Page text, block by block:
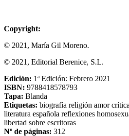
Copyright:
© 2021, María Gil Moreno.
© 2021, Editorial Berenice, S.L.
Edición: 1ª Edición: Febrero 2021
ISBN: 9788418578793
Tapa: Blanda
Etiquetas: biografía religión amor
literatura española reflexiones
libertad sobre escritoras
Nº de páginas: 312